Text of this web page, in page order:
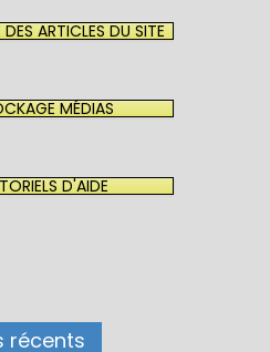
ARTICLES DU SITE
MÉDIAS
D'AIDE
récents